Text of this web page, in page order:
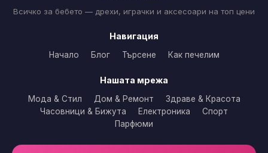
Всичко за бебето — дрехи, играчки и аксесоари на топ цени
Навигация
Начало Блог Търсене Как печелим
Нашата мрежа
Мода & Стил Дом & Ремонт
Здраве & Красота
Часовници & Бижута
Електроника
Спорт
Парфюми